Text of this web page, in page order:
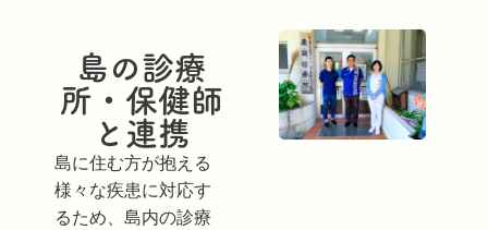
島の診療
所・保健師
と連携
島に住む方が抱える
様々な疾患に対応す
るため、島内の診療